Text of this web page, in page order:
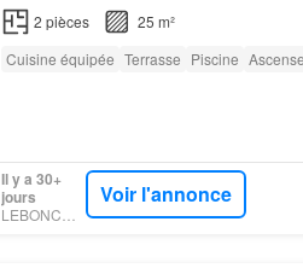
2 pièces
25 m²
Cuisine équipée Terrasse Piscine
Il y a 30+
jours
LEBONCOIN
Voir l'annonce